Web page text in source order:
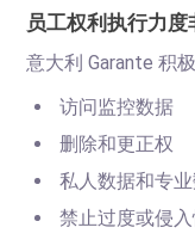
员工权利执行力度
意大利 Garante 积
访问监控数据
删除和更正权
私人数据和专
禁止过度或侵